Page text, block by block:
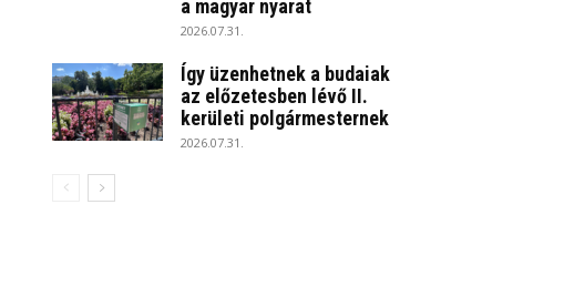
a magyar nyarat
2026.07.31.
Így üzenhetnek a budaiak
az előzetesben lévő II.
kerületi polgármesternek
2026.07.31.